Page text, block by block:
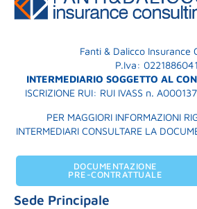
Fanti & Dalicco Insurance
P.Iva:
INTERMEDIARIO SOGGETTO AL
ISCRIZIONE RUI: RUI IVASS n.
PER MAGGIORI INFORMAZIONI
INTERMEDIARI CONSULTARE LA
DOCUMENTAZIONE
PRE-CONTRATTUALE
Sede Principale